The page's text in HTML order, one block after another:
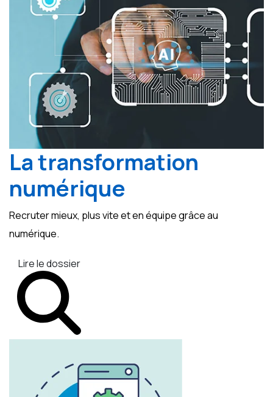
La transformation
numérique
Recruter mieux, plus vite et en équipe grâce au
numérique.
Lire le dossier